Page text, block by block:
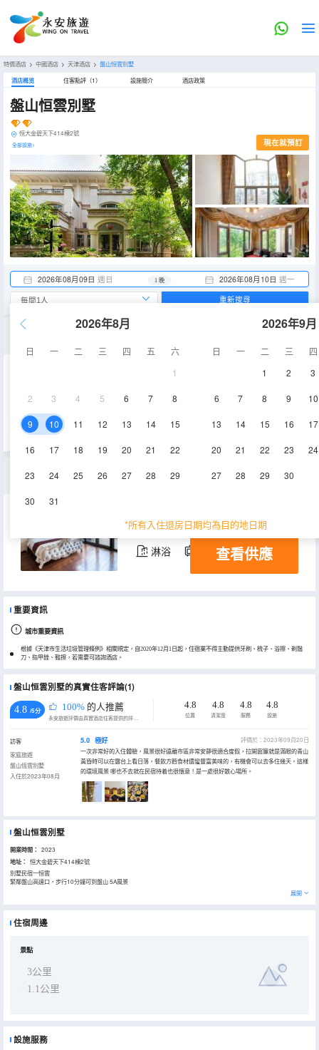
特價酒店 > 中國酒店 > 天津酒店 > 盤山恒雲別墅
酒店概览 住客點評（1） 設施簡介 酒店政策
盤山恒雲別墅
恒大金碧天下414棟2號
全部設施> 現在就預訂
2026年08月09日 週日 2026年08月10日 週一
1 晚
2026年8月
日 一 二 三 四 五
六
1
2 3 4 5 6 7 8
9 10 11 12 13 14 15
16 17 18 19 20 21 22
23 24 25 26 27 28 29
30 31
2026年9月
日 一 二 三
四
1
2 3
6 7 8 9 10
13 14 15 16 17
20 21 22 23 24
27 28 29 30
*所有入住退房日期均為目的地日期
重新搜尋
300㎡ 空調
恒雲豪華大床房
50㎡ 3層 空調
淋浴 電視機
查看供應
重要資訊
城市重要資訊
根據《天津市生活垃圾管理條例》相關規定，自2020年12月1日起，住宿業不得主動提供牙刷、梳子、浴擦、剃鬚
刀、指甲銼、鞋擦，若需要可諮詢酒店。
盤山恒雲別墅的真實住客評論(1)
4.8 /5分 100% 的人推薦
永安旅遊評價由真實酒店住客提供的評價。
4.8
位置
4.8
清潔度
4.8
服務
4.8
設施
訪客
家庭旅遊
盤山恆雲別墅
入住於2023年08月
5.0 極好
評價於：2023年09月20日
一次非常好的入住體驗，風景很好遠離市區非常安靜很適合度假，拉開窗簾就是滿眼的青山
黃昏時可以在露台上看日落，餐飲方麪食材還蠻豐富美味的，有機會可以去多住幾天。這樣
的環境風景 哪也不去就在民宿待着也很愜意！是一處很好散心場所。
盤山恒雲別墅
開業時間： 2023
地址：
恒大金碧天下414棟2號
別墅民宿一恒雲
緊鄰盤山高速口，步行10分鐘可到盤山 5A風景
貨農副產品市場，歡迎選購。恒大酒店院裏/可提
展開
住宿周邊
景點
3公里
1.1公里
設施服務